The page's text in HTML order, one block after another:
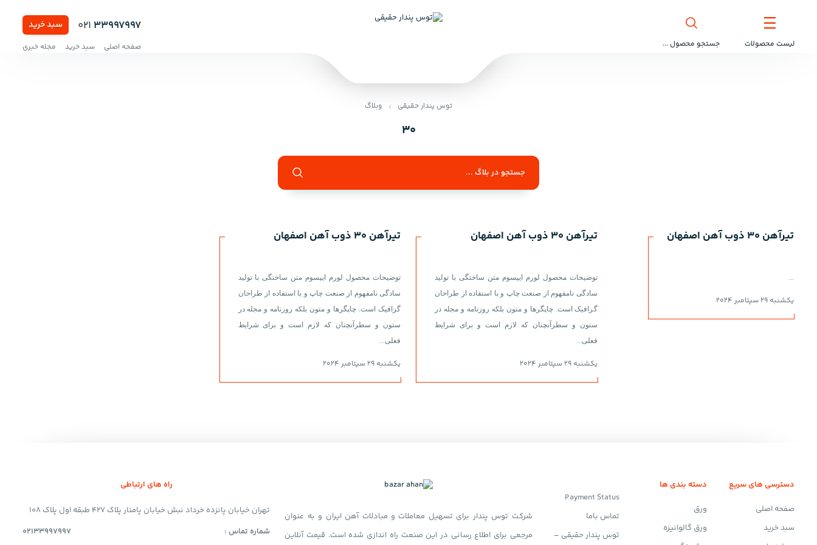
لیست محصولات جستجو محصول ...
سبد خرید 021 33997997
صفحه اصلی سبد خرید مجله خبری
توس پندار حقیقی وبلاگ
30
تیرآهن 30 ذوب آهن اصفهان
...
یکشنبه 29 سپتامبر 2024
تیرآهن 30 ذوب آهن اصفهان
توضیحات محصول لورم ایپسوم متن ساختگی با تولید
سادگی نامفهوم از صنعت چاپ و با استفاده از طراحان
گرافیک است. چاپگرها و متون بلکه روزنامه و مجله در
ستون و سطرآنچنان که لازم است و برای شرایط
فعلی...
یکشنبه 29 سپتامبر 2024
تیرآهن 30 ذوب آهن اصفهان
توضیحات محصول لورم ایپسوم متن ساختگی با تولید
سادگی نامفهوم از صنعت چاپ و با استفاده از طراحان
گرافیک است. چاپگرها و متون بلکه روزنامه و مجله در
ستون و سطرآنچنان که لازم است و برای شرایط
فعلی...
یکشنبه 29 سپتامبر 2024
دسترسی های سریع
صفحه اصلی
سبد خرید
دسته بندی ها
ورق
ورق گالوانیزه
Payment Status
تماس باما
توس پندار حقیقی –
شرکت توس پندار برای تسهیل معاملات و مبادلات آهن ایران و به عنوان
مرجعی برای اطلاع رسانی در این صنعت راه اندازی شده است. قیمت آنلاین
راه های ارتباطی
تهران خیابان پانزده خرداد نبش خیابان پامنار پلاک 427 طبقه اول پلاک 108
شماره تماس :
02133997997